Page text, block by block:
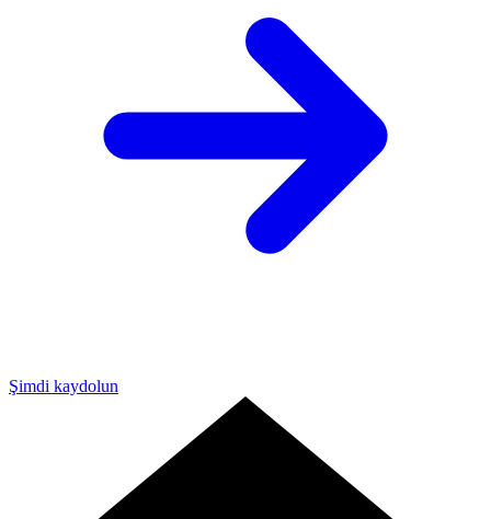
Şimdi kaydolun